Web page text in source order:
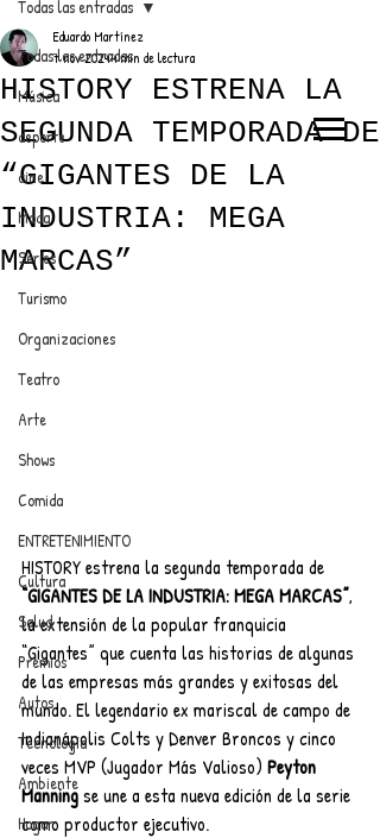
ANUNCIATE CON NOSOTROS
PARA MÁS INFORMACIÓN:
dinamicaseltrendytop@gmail.com
EL TRENDY TOP
CON EDDY MARTINEZ
Todas las entradas
Música
deporte
cine
Moda
Series
Turismo
Organizaciones
Teatro
Arte
Shows
Comida
ENTRETENIMIENTO
Cultura
Salud
Premios
Autos
Tecnología
Ambiente
Hogar
Todas las entradas
HISTORY ESTRENA LA
SEGUNDA TEMPORADA DE
“GIGANTES DE LA
INDUSTRIA: MEGA
MARCAS”
Eduardo Martínez
7 nov 20244 min de lectura
HISTORY estrena la segunda temporada de
“GIGANTES DE LA INDUSTRIA: MEGA MARCAS”,
la extensión de la popular franquicia
“Gigantes” que cuenta las historias de algunas
de las empresas más grandes y exitosas del
mundo. El legendario ex mariscal de campo de
Indianápolis Colts y Denver Broncos y cinco
veces MVP (Jugador Más Valioso) Peyton
Manning se une a esta nueva edición de la serie
como productor ejecutivo.